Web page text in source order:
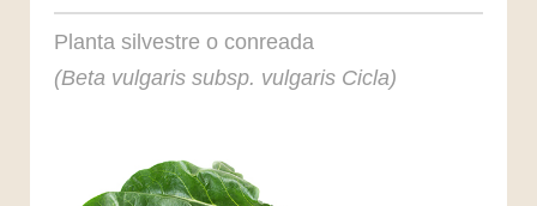
Planta silvestre o conreada
(Beta vulgaris subsp. vulgaris Cicla)